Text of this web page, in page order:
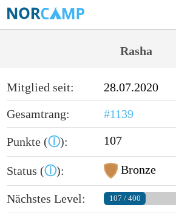
Rasha
Mitglied seit:
28.07.2020
Gesamtrang:
#1139
Punkte (ⓘ): 107
Status (ⓘ): Bronze
Nächstes Level: 107 / 400